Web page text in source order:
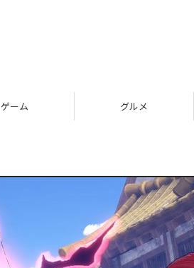
ゲーム グルメ